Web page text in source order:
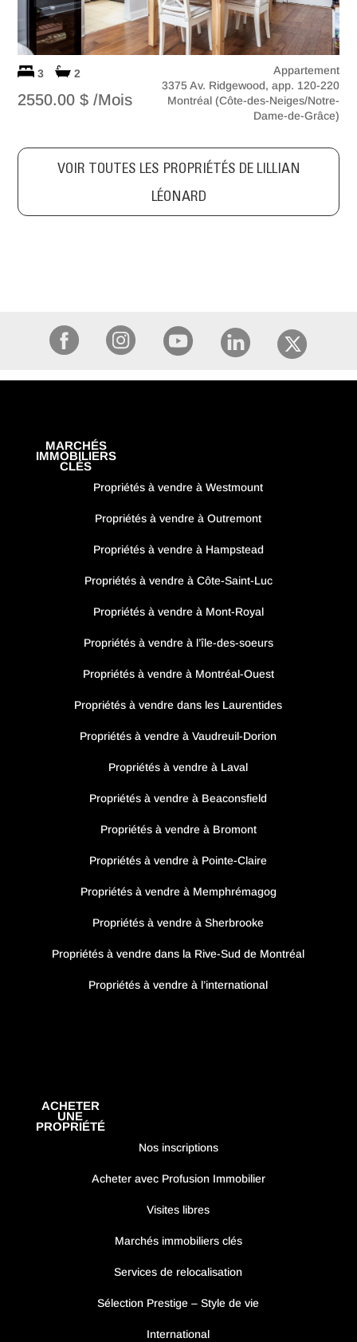
3 2
2550.00 $ /Mois
Appartement
3375 Av. Ridgewood, app. 120-220
Montréal (Côte-des-Neiges/Notre-
Dame-de-Grâce)
VOIR TOUTES LES PROPRIÉTÉS DE LILLIAN
LÉONARD
MARCHÉS
IMMOBILIERS
CLÉS
Propriétés à vendre à Westmount
Propriétés à vendre à Outremont
Propriétés à vendre à Hampstead
Propriétés à vendre à Côte-Saint-Luc
Propriétés à vendre à Mont-Royal
Propriétés à vendre à l’île-des-soeurs
Propriétés à vendre à Montréal-Ouest
Propriétés à vendre dans les Laurentides
Propriétés à vendre à Vaudreuil-Dorion
Propriétés à vendre à Laval
Propriétés à vendre à Beaconsfield
Propriétés à vendre à Bromont
Propriétés à vendre à Pointe-Claire
Propriétés à vendre à Memphrémagog
Propriétés à vendre à Sherbrooke
Propriétés à vendre dans la Rive-Sud de Montréal
Propriétés à vendre à l’international
ACHETER
UNE
PROPRIÉTÉ
Nos inscriptions
Acheter avec Profusion Immobilier
Visites libres
Marchés immobiliers clés
Services de relocalisation
Sélection Prestige – Style de vie
International